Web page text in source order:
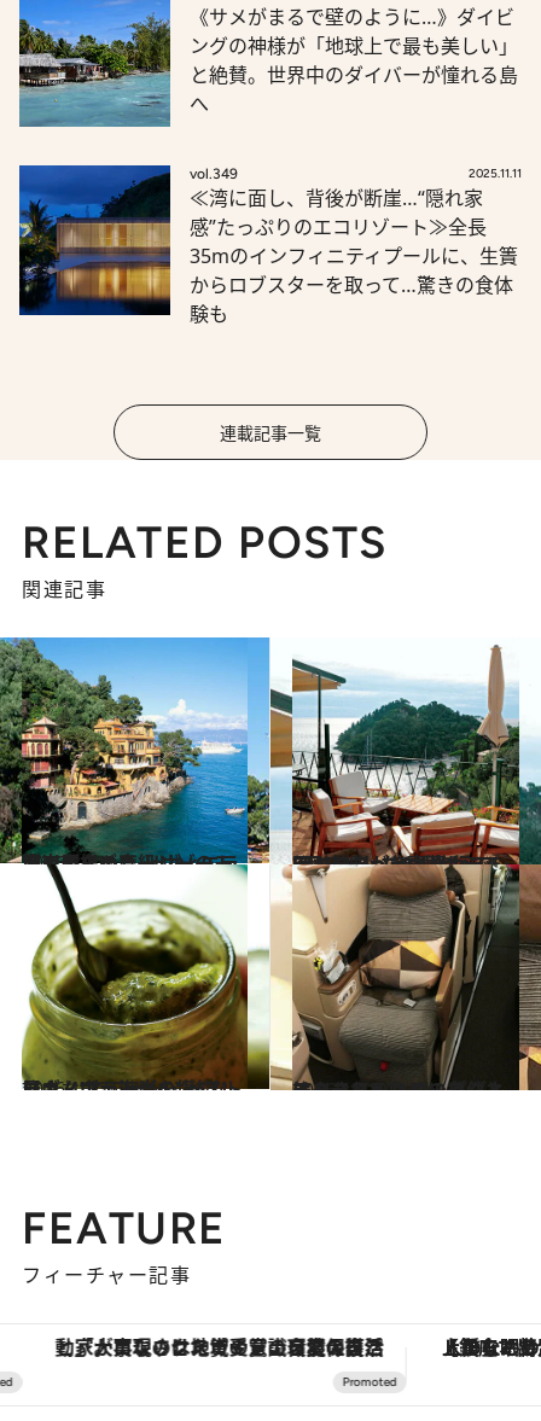
《サメがまるで壁のように…》ダイビ
ングの神様が「地球上で最も美しい」
と絶賛。世界中のダイバーが憧れる島
へ
vol.349 2025.11.11
≪湾に面し、背後が断崖…“隠れ家
感”たっぷりのエコリゾート≫全長
35mのインフィニティプールに、生簀
からロブスターを取って…驚きの食体
験も
連載記事一覧
RELATED POSTS
関連記事
2016.3.12
東京ディズニーシーのモデルとなった リヴィエラ海岸屈指の高級リゾート地
旅＆お出かけ 2016.3.7
8回結婚したエリザベス・テイラーが 新婚旅行で5回も泊まった豪華ホテル
旅＆お出かけ
2016.1.7
リヴィエラ海岸の“ペスト屋さん”で フレッシュなジェノヴェーゼを堪能！
旅＆お出かけ 2016.1.11
エコノミーなのにビジネスクラスへ!? アップグレードされるための条件とは？
旅＆お出かけ
FEATURE
フィーチャー記事
「大事なのは地域の意識を変えること」。ロレックス賞受賞の自然保護活動家が実現させたナイジェリアの自然環境の復活 【銀座で出合う最旬美容】美髪ケアや上質